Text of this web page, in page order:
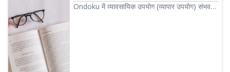
Ondoku में व्यावसायिक उपयोग (व्यापार उपयोग) संभव